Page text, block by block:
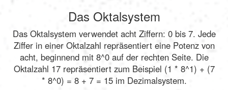
Das Oktalsystem
Das Oktalsystem verwendet acht Ziffern: 0 bis 7. Jede
Ziffer in einer Oktalzahl repräsentiert eine Potenz von
acht, beginnend mit 8^0 auf der rechten Seite. Die
Oktalzahl 17 repräsentiert zum Beispiel (1 * 8^1) + (7
* 8^0) = 8 + 7 = 15 im Dezimalsystem.